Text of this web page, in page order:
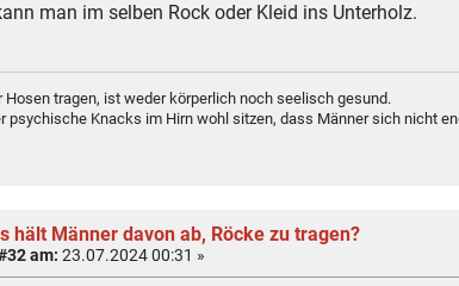
man im selben Rock oder Kleid ins Unterholz.
Hosen tragen, ist weder körperlich noch seelisch gesund.
psychische Knacks im Hirn wohl sitzen, dass Männer sich nicht
hält Männer davon ab, Röcke zu tragen?
am: 23.07.2024 00:31 »